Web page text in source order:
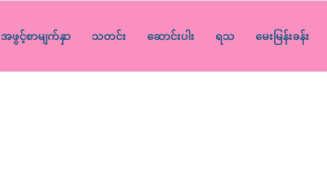
အဖွင့်စာမျက်နှာ သတင်း ဆောင်းပါး ရသ မေးမြန်းခန်း